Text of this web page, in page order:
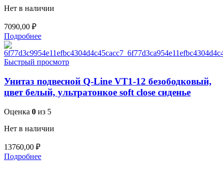
Нет в наличии
7090,00 ₽
Подробнее
Быстрый просмотр
Унитаз подвесной Q-Line VT1-12 безободковый,
цвет белый, ультратонкое soft close сиденье
Оценка 0 из 5
Нет в наличии
13760,00 ₽
Подробнее